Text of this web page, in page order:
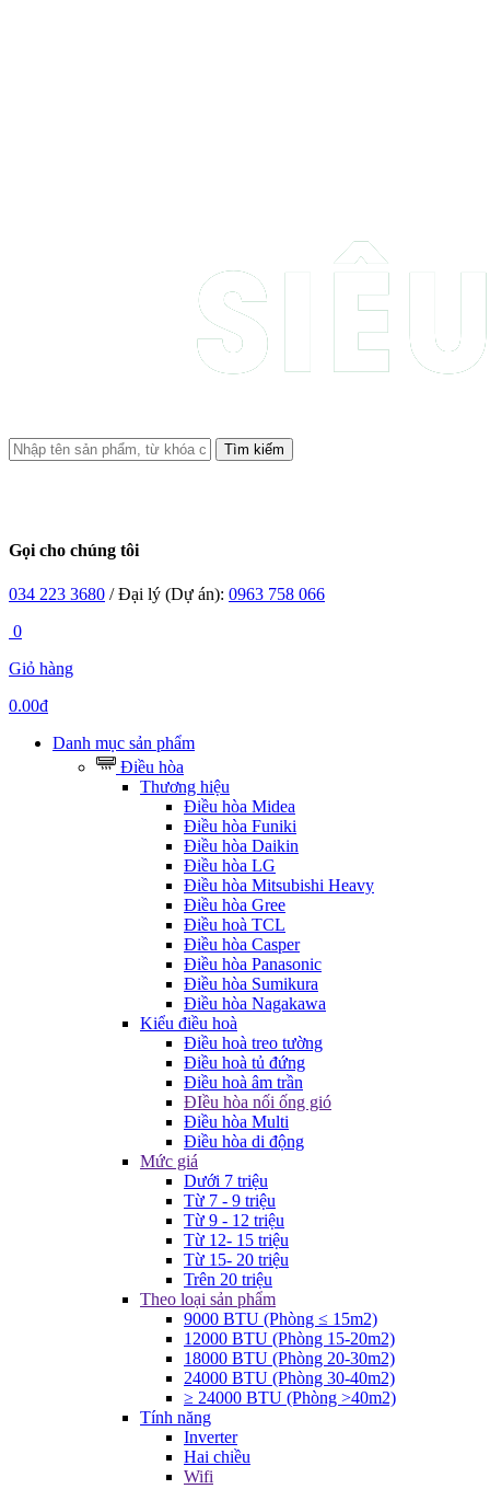
Tìm kiếm
Gọi cho chúng tôi
034 223 3680 / Đại lý (Dự án): 0963 758 066
0
Giỏ hàng
0.00đ
Danh mục sản phẩm
Điều hòa
Thương hiệu
Điều hòa Midea
Điều hòa Funiki
Điều hòa Daikin
Điều hòa LG
Điều hòa Mitsubishi Heavy
Điều hòa Gree
Điều hoà TCL
Điều hòa Casper
Điều hòa Panasonic
Điều hòa Sumikura
Điều hòa Nagakawa
Kiểu điều hoà
Điều hoà treo tường
Điều hoà tủ đứng
Điều hoà âm trần
ĐIều hòa nối ống gió
Điều hòa Multi
Điều hòa di động
Mức giá
Dưới 7 triệu
Từ 7 - 9 triệu
Từ 9 - 12 triệu
Từ 12- 15 triệu
Từ 15- 20 triệu
Trên 20 triệu
Theo loại sản phẩm
9000 BTU (Phòng ≤ 15m2)
12000 BTU (Phòng 15-20m2)
18000 BTU (Phòng 20-30m2)
24000 BTU (Phòng 30-40m2)
≥ 24000 BTU (Phòng >40m2)
Tính năng
Inverter
Hai chiều
Wifi